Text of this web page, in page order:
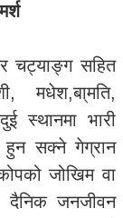
चट्याङ्ग सहित
मधेश,बा्मति,
स्थानमा भारी
हुन सक्ने गेग्रान
जोखिम वा
दैनिक जनजीवन